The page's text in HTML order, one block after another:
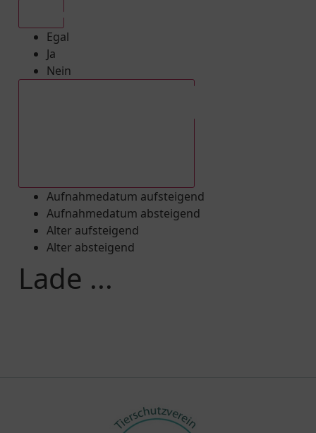
Egal
Ja
Nein
Aufnahmedatum aufsteigend
Aufnahmedatum absteigend
Alter aufsteigend
Alter absteigend
Lade ...